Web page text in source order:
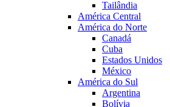
Tailândia
América Central
América do Norte
Canadá
Cuba
Estados Unidos
México
América do Sul
Argentina
Bolívia